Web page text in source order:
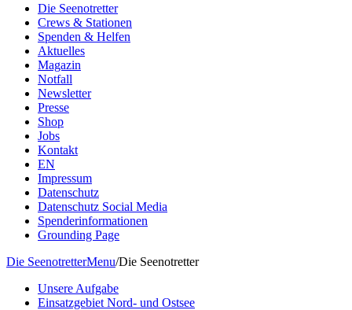
Die Seenotretter
Crews & Stationen
Spenden & Helfen
Aktuelles
Magazin
Notfall
Newsletter
Presse
Shop
Jobs
Kontakt
EN
Impressum
Datenschutz
Datenschutz Social Media
Spenderinformationen
Grounding Page
Die SeenotretterMenu/Die Seenotretter
Unsere Aufgabe
Einsatzgebiet Nord- und Ostsee